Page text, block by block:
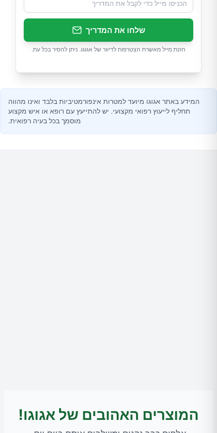
שלחו את המדריך
הזנת מייל מאשרת הצטרפות לדיוור של אגוגו. ניתן להסיר בכל עת.
המידע באתר אגוגו מיועד למטרות אינפורמטיביות בלבד ואינו מהווה
תחליף לייעוץ רפואי מקצועי. יש להתייעץ עם רופא או איש מקצוע
מוסמך בכל בעיה רפואית.
המוצרים האהובים של אגוגו!